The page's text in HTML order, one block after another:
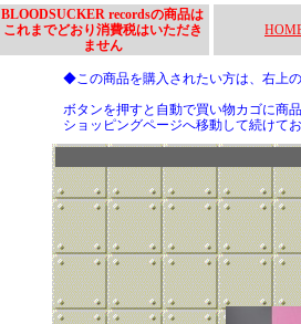
BLOODSUCKER recordsの商品は
これまでどおり消費税はいただき
ません
◆この商品を購入されたい方は、右上の
ボタンを押すと自動で買い物カゴに商
ショッピングページへ移動して続けて